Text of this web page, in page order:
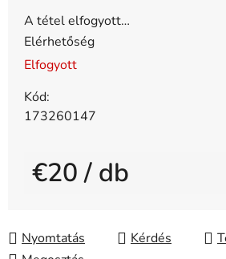
A tétel elfogyott…
Elérhetőség
Elfogyott
Kód:
173260147
€20/ db
Nyomtatás
Kérdés